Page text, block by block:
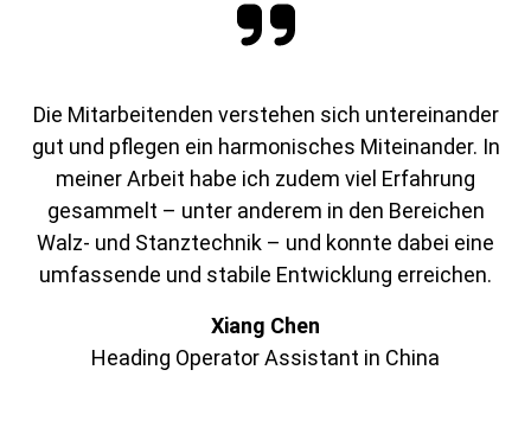
Die Mitarbeitenden verstehen sich untereinander
gut und pflegen ein harmonisches Miteinander. In
meiner Arbeit habe ich zudem viel Erfahrung
gesammelt – unter anderem in den Bereichen
Walz- und Stanztechnik – und konnte dabei eine
umfassende und stabile Entwicklung erreichen.
Xiang Chen
Heading Operator Assistant in China